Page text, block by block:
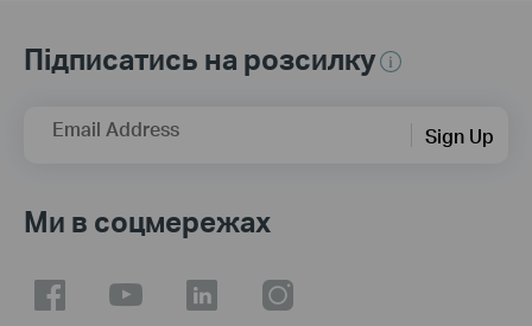
Підписатись на розсилку
Email Address Sign Up
Ми в соцмережах